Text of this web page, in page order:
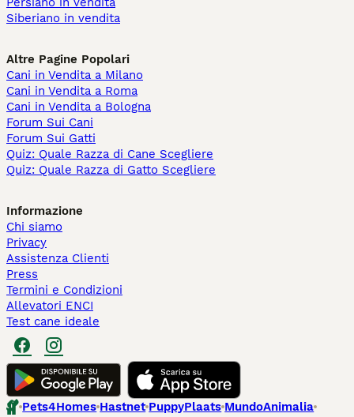
Siberiano in vendita
Altre Pagine Popolari
Cani in Vendita a Milano
Cani in Vendita a Roma
Cani in Vendita a Bologna
Forum Sui Cani
Forum Sui Gatti
Quiz: Quale Razza di Cane Scegliere
Quiz: Quale Razza di Gatto Scegliere
Informazione
Chi siamo
Privacy
Assistenza Clienti
Press
Termini e Condizioni
Allevatori ENCI
Test cane ideale
Pets4Homes Hastnet PuppyPlaats MundoAnimalia